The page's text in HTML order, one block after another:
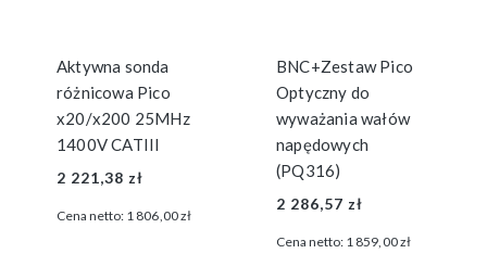
Aktywna sonda
różnicowa Pico
x20/x200 25MHz
1400V CATIII
2 221,38 zł
Cena netto: 1 806,00 zł
BNC+Zestaw Pico
Optyczny do
wyważania wałów
napędowych
(PQ316)
2 286,57 zł
Cena netto: 1 859,00 zł